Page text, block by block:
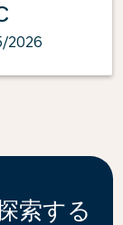
2026
索する